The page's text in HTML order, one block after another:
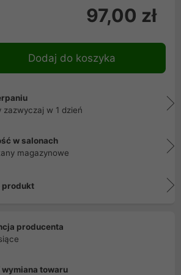
97,00 zł
Dodaj do koszyka
zazwyczaj w 1 dzień
w salonach
magazynowe
produkt
producenta
wymiana towaru